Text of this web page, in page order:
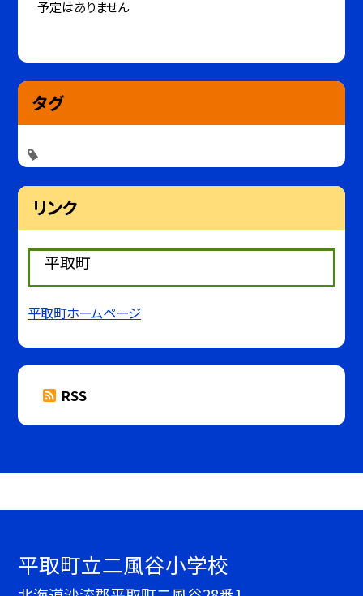
予定はありません
タグ
リンク
平取町
平取町ホームページ
RSS
平取町立二風谷小学校